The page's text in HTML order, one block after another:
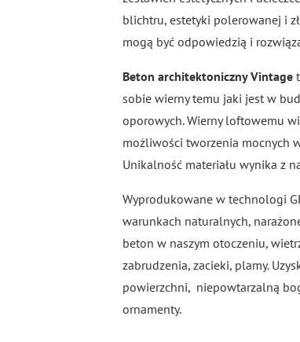
blichtru, estetyki polerowanej i
mogą być odpowiedzią i
Beton architektoniczny Vintage
sobie wierny temu jaki jest w
oporowych. Wierny loftowemu
możliwości tworzenia mocnych
Unikalność materiału wynika z
Wyprodukowane w technologi
warunkach naturalnych,
beton w naszym otoczeniu,
zabrudzenia, zacieki, plamy.
powierzchni, niepowtarzalną
ornamenty.